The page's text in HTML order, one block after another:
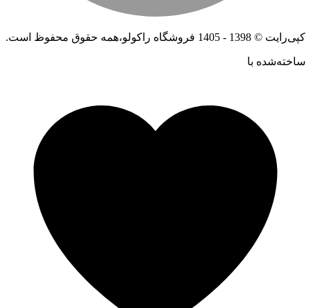
کپی‌رایت © 1398 - 1405 فروشگاه راکولو،همه حقوق محفوظ است.
ساخته‌شده ‌با